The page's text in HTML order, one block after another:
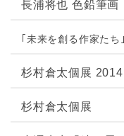
長浦将也 色鉛筆画
｢未来を創る作家たち
杉村倉太個展 2014
杉村倉太個展